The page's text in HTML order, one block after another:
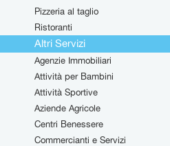
Pizzeria al taglio
Ristoranti
Altri Servizi
Agenzie Immobiliari
Attività per Bambini
Attività Sportive
Aziende Agricole
Centri Benessere
Commercianti e Servizi